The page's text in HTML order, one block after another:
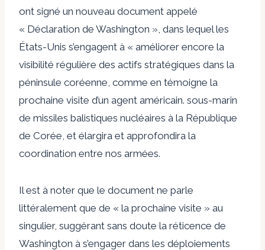
ont signé un nouveau document appelé
« Déclaration de Washington », dans lequel les
États-Unis s’engagent à « améliorer encore la
visibilité régulière des actifs stratégiques dans la
péninsule coréenne, comme en témoigne la
prochaine visite d’un agent américain. sous-marin
de missiles balistiques nucléaires à la République
de Corée, et élargira et approfondira la
coordination entre nos armées.
Il est à noter que le document ne parle
littéralement que de « la prochaine visite » au
singulier, suggérant sans doute la réticence de
Washington à s’engager dans les déploiements